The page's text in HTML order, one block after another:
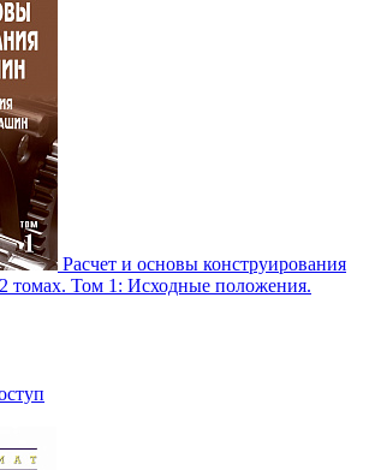
Расчет и основы конструирования
томах. Том 1: Исходные положения.